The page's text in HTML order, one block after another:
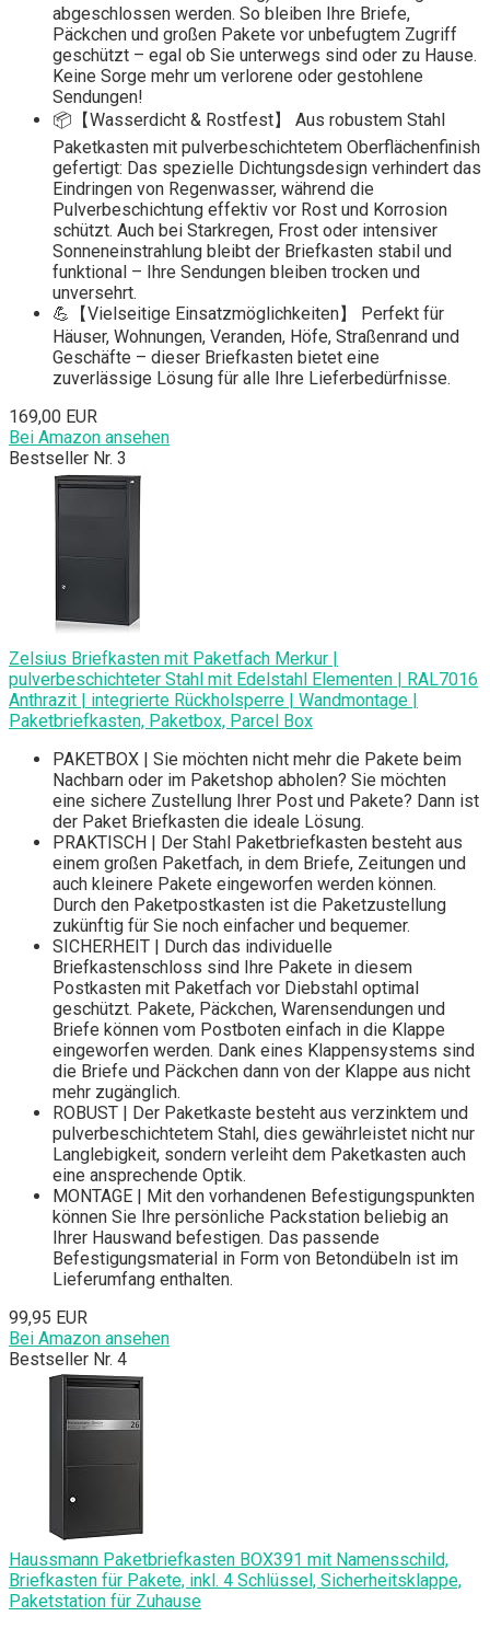
abgeschlossen werden. So bleiben Ihre Briefe,
Päckchen und großen Pakete vor unbefugtem Zugriff
geschützt – egal ob Sie unterwegs sind oder zu Hause.
Keine Sorge mehr um verlorene oder gestohlene
Sendungen!
📦【Wasserdicht & Rostfest】 Aus robustem Stahl
Paketkasten mit pulverbeschichtetem Oberflächenfinish
gefertigt: Das spezielle Dichtungsdesign verhindert das
Eindringen von Regenwasser, während die
Pulverbeschichtung effektiv vor Rost und Korrosion
schützt. Auch bei Starkregen, Frost oder intensiver
Sonneneinstrahlung bleibt der Briefkasten stabil und
funktional – Ihre Sendungen bleiben trocken und
unversehrt.
💪【Vielseitige Einsatzmöglichkeiten】 Perfekt für
Häuser, Wohnungen, Veranden, Höfe, Straßenrand und
Geschäfte – dieser Briefkasten bietet eine
zuverlässige Lösung für alle Ihre Lieferbedürfnisse.
169,00 EUR
Bei Amazon ansehen
Bestseller Nr. 3
Zelsius Briefkasten mit Paketfach Merkur |
pulverbeschichteter Stahl mit Edelstahl Elementen | RAL7016
Anthrazit | integrierte Rückholsperre | Wandmontage |
Paketbriefkasten, Paketbox, Parcel Box
PAKETBOX | Sie möchten nicht mehr die Pakete beim
Nachbarn oder im Paketshop abholen? Sie möchten
eine sichere Zustellung Ihrer Post und Pakete? Dann ist
der Paket Briefkasten die ideale Lösung.
PRAKTISCH | Der Stahl Paketbriefkasten besteht aus
einem großen Paketfach, in dem Briefe, Zeitungen und
auch kleinere Pakete eingeworfen werden können.
Durch den Paketpostkasten ist die Paketzustellung
zukünftig für Sie noch einfacher und bequemer.
SICHERHEIT | Durch das individuelle
Briefkastenschloss sind Ihre Pakete in diesem
Postkasten mit Paketfach vor Diebstahl optimal
geschützt. Pakete, Päckchen, Warensendungen und
Briefe können vom Postboten einfach in die Klappe
eingeworfen werden. Dank eines Klappensystems sind
die Briefe und Päckchen dann von der Klappe aus nicht
mehr zugänglich.
ROBUST | Der Paketkaste besteht aus verzinktem und
pulverbeschichtetem Stahl, dies gewährleistet nicht nur
Langlebigkeit, sondern verleiht dem Paketkasten auch
eine ansprechende Optik.
MONTAGE | Mit den vorhandenen Befestigungspunkten
können Sie Ihre persönliche Packstation beliebig an
Ihrer Hauswand befestigen. Das passende
Befestigungsmaterial in Form von Betondübeln ist im
Lieferumfang enthalten.
99,95 EUR
Bei Amazon ansehen
Bestseller Nr. 4
Haussmann Paketbriefkasten BOX391 mit Namensschild,
Briefkasten für Pakete, inkl. 4 Schlüssel, Sicherheitsklappe,
Paketstation für Zuhause